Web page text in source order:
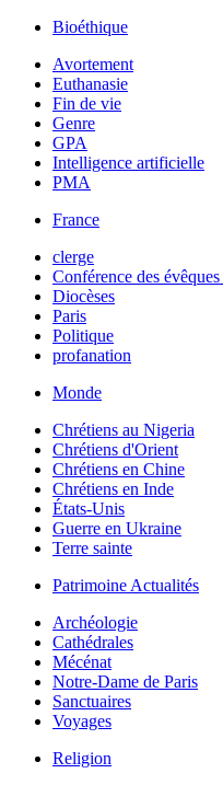
Bioéthique
Avortement
Euthanasie
Fin de vie
Genre
GPA
Intelligence artificielle
PMA
France
clerge
Conférence des
Diocèses
Paris
Politique
profanation
Monde
Chrétiens au Nigeria
Chrétiens d'Orient
Chrétiens en Chine
Chrétiens en Inde
États-Unis
Guerre en Ukraine
Terre sainte
Patrimoine Actualités
Archéologie
Cathédrales
Mécénat
Notre-Dame de Paris
Sanctuaires
Voyages
Religion